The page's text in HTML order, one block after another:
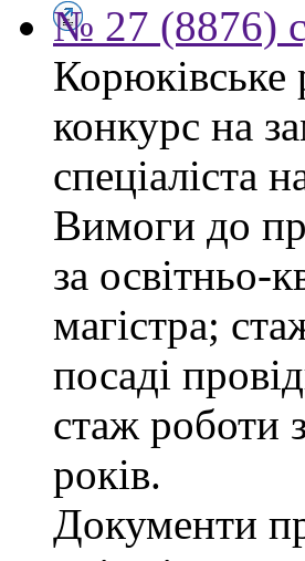
№ 27 (8876)
Корюківське
конкурс на
спеціаліста
Вимоги до
за освітньо-
магістра;
посаді
стаж роботи
років.
Документи